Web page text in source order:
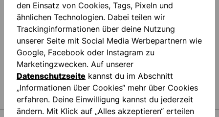
Ähnliche Fragen
Welcher Haftschaum ist der richtige für mich?
Welcher Schaum ist für Kunstrasen geeignet?
Kann ich den AQUA-Schaum nur bei Regen tragen?
Welche Schnitte gibt es?
den Einsatz von Cookies, Tags, Pixeln und
ähnlichen Technologien. Dabei teilen wir
Trackinginformationen über deine Nutzung
unserer Seite mit Social Media Werbepartnern wie
Google, Facebook oder Instagram zu
Marketingzwecken. Auf unserer
Datenschutzseite kannst du im Abschnitt
„Informationen über Cookies“ mehr über Cookies
erfahren. Deine Einwilligung kannst du jederzeit
ändern. Mit Klick auf „Alles akzeptieren“ erteilen